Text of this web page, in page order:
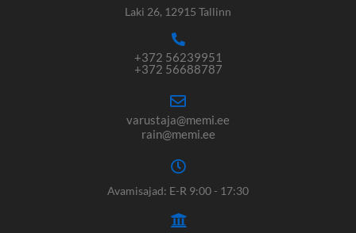
Laki 26, 12915 Tallinn
+372 56239951
+372 56688787
varustaja@memi.ee
rain@memi.ee
Avamisajad: E-R 9:00 - 17:30